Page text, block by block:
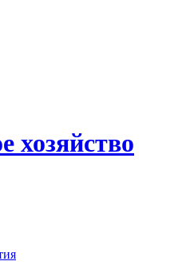
хозяйство